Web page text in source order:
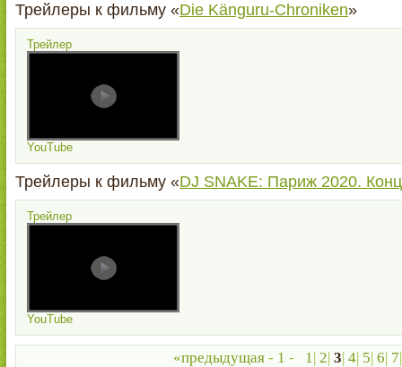
Трейлеры к фильму «Die Känguru-Chroniken»
Трейлер
YouTube
Трейлеры к фильму «DJ SNAKE: Париж 2020.
Трейлер
YouTube
«предыдущая - 1 - 1| 2| 3| 4| 5| 6| 7